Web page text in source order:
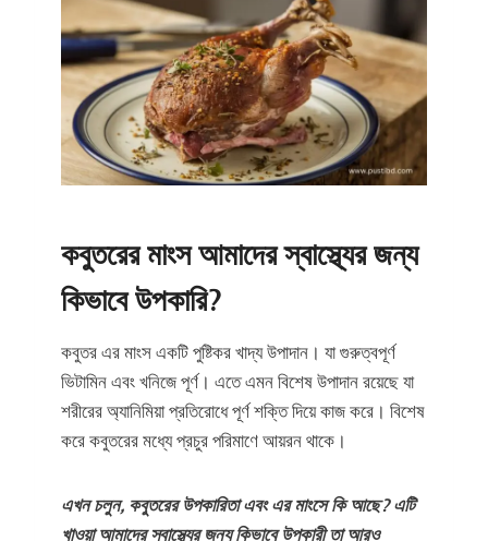
কবুতরের মাংস আমাদের স্বাস্থ্যের জন্য
কিভাবে উপকারি?
কবুতর এর মাংস একটি পুষ্টিকর খাদ্য উপাদান। যা গুরুত্বপূর্ণ
ভিটামিন এবং খনিজে পূর্ণ। এতে এমন বিশেষ উপাদান রয়েছে যা
শরীরের অ্যানিমিয়া প্রতিরোধে পূর্ণ শক্তি দিয়ে কাজ করে। বিশেষ
করে কবুতরের মধ্যে প্রচুর পরিমাণে আয়রন থাকে।
এখন চলুন, কবুতরের উপকারিতা এবং এর মাংসে কি আছে? এটি
খাওয়া আমাদের স্বাস্থ্যের জন্য কিভাবে উপকারী তা আরও